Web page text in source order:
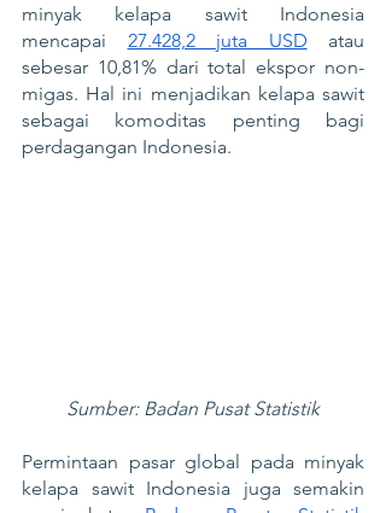
minyak kelapa sawit Indonesia
mencapai 27.428,2 juta USD atau
sebesar 10,81% dari total ekspor non-
migas. Hal ini menjadikan kelapa sawit
sebagai komoditas penting bagi
perdagangan Indonesia.
Sumber: Badan Pusat Statistik
Permintaan pasar global pada minyak
kelapa sawit Indonesia juga semakin